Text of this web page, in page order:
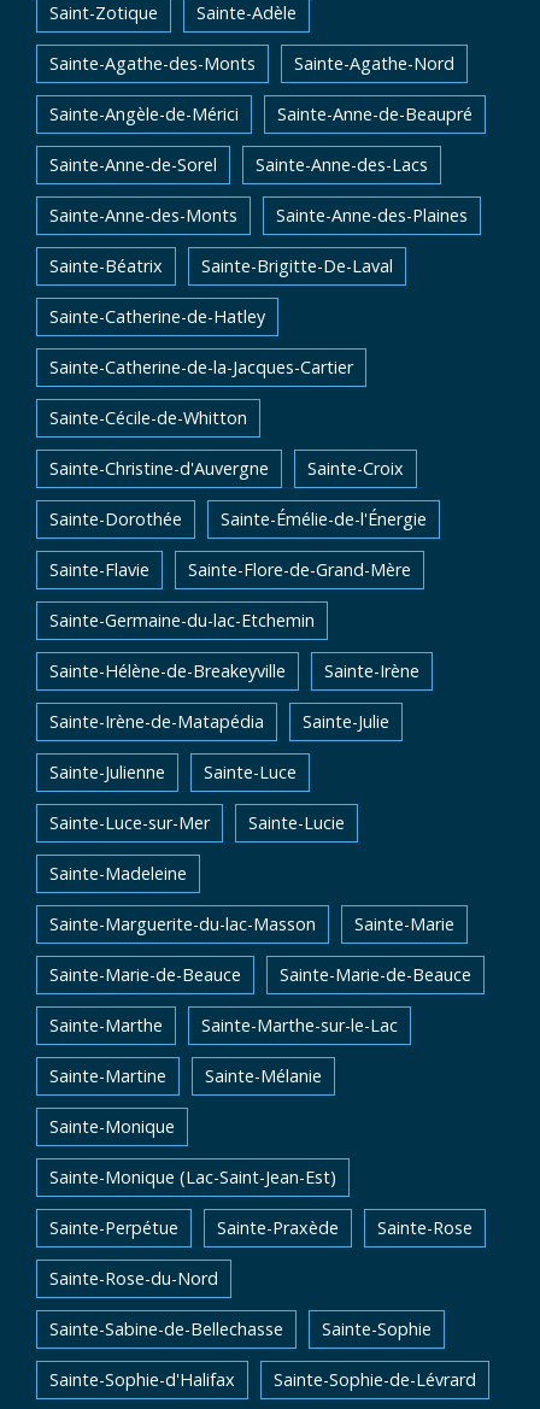
Saint-Zotique Sainte-Adèle
Sainte-Agathe-des-Monts Sainte-Agathe-Nord
Sainte-Angèle-de-Mérici Sainte-Anne-de-Beaupré
Sainte-Anne-de-Sorel Sainte-Anne-des-Lacs
Sainte-Anne-des-Monts Sainte-Anne-des-Plaines
Sainte-Béatrix Sainte-Brigitte-De-Laval
Sainte-Catherine-de-Hatley
Sainte-Catherine-de-la-Jacques-Cartier
Sainte-Cécile-de-Whitton
Sainte-Christine-d'Auvergne Sainte-Croix
Sainte-Dorothée Sainte-Émélie-de-l'Énergie
Sainte-Flavie Sainte-Flore-de-Grand-Mère
Sainte-Germaine-du-lac-Etchemin
Sainte-Hélène-de-Breakeyville Sainte-Irène
Sainte-Irène-de-Matapédia Sainte-Julie
Sainte-Julienne Sainte-Luce
Sainte-Luce-sur-Mer Sainte-Lucie
Sainte-Madeleine
Sainte-Marguerite-du-lac-Masson Sainte-Marie
Sainte-Marie-de-Beauce Sainte-Marie-de-Beauce
Sainte-Marthe Sainte-Marthe-sur-le-Lac
Sainte-Martine Sainte-Mélanie
Sainte-Monique
Sainte-Monique (Lac-Saint-Jean-Est)
Sainte-Perpétue Sainte-Praxède Sainte-Rose
Sainte-Rose-du-Nord
Sainte-Sabine-de-Bellechasse Sainte-Sophie
Sainte-Sophie-d'Halifax Sainte-Sophie-de-Lévrard